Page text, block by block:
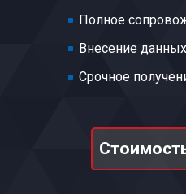
Полное
Внесение
Срочное